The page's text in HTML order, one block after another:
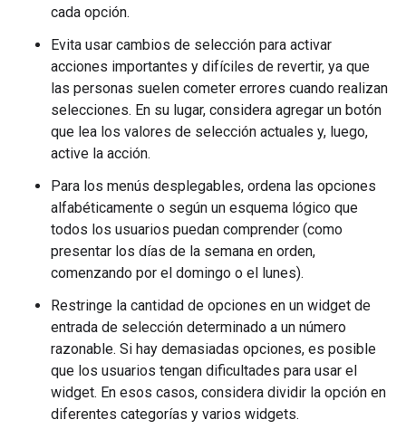
cada opción.
Evita usar cambios de selección para activar
acciones importantes y difíciles de revertir, ya que
las personas suelen cometer errores cuando realizan
selecciones. En su lugar, considera agregar un botón
que lea los valores de selección actuales y, luego,
active la acción.
Para los menús desplegables, ordena las opciones
alfabéticamente o según un esquema lógico que
todos los usuarios puedan comprender (como
presentar los días de la semana en orden,
comenzando por el domingo o el lunes).
Restringe la cantidad de opciones en un widget de
entrada de selección determinado a un número
razonable. Si hay demasiadas opciones, es posible
que los usuarios tengan dificultades para usar el
widget. En esos casos, considera dividir la opción en
diferentes categorías y varios widgets.